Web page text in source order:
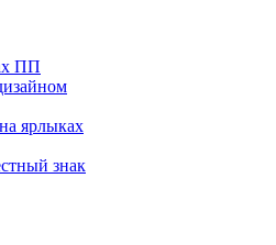
ПП
ярлыках
знак